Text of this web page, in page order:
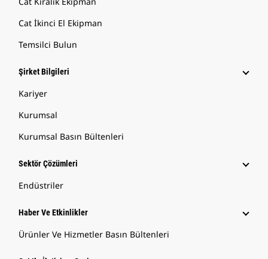
Cat İkinci El Ekipman
Temsilci Bulun
Şirket Bilgileri
Kariyer
Kurumsal
Kurumsal Basın Bültenleri
Sektör Çözümleri
Endüstriler
Haber Ve Etkinlikler
Ürünler Ve Hizmetler Basın Bültenleri